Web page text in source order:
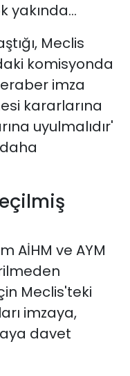
yakında...
Meclis
komisyonda
imza
kararlarına
uyulmalıdır'
AİHM ve AYM
Meclis'teki
imzaya,
davet